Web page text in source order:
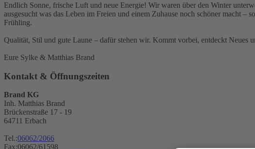
Endlich Sonne, frische Luft und neue Energie! Wir waren über den Winter
ausgesucht was das Leben im Freien und einem Zuhause noch schöner macht
Frühling.
Qualität, Stil und gute Laune – dafür stehen wir. Kommt vorbei, entdeckt Neues
Eure Sylke & Matthias Brand
Kontakt & Öffnungszeiten
Brand KG
Inh. Matthias Brand
Brückenstraße 17 - 19
64711 Erbach
Tel.:06062/2066
Fax:06062/61598